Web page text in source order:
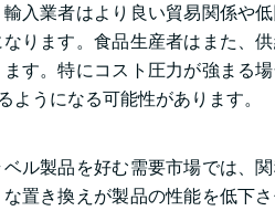
入業者はより良い貿易関係や
ります。食品生産者はまた、
す。特にコスト圧力が強まる
うになる可能性があります。
ル製品を好む需要市場では、
置き換えが製品の性能を低下